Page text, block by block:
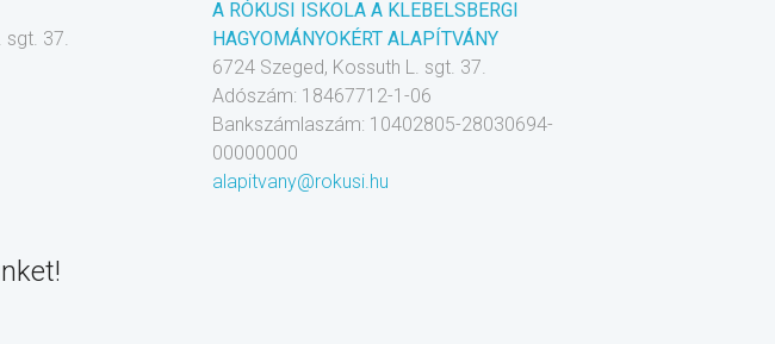
37.
A RÓKUSI ISKOLA A KLEBELSBERGI
HAGYOMÁNYOKÉRT ALAPÍTVÁNY
6724 Szeged, Kossuth L. sgt. 37.
Adószám: 18467712-1-06
Bankszámlaszám: 10402805-28030694-
00000000
alapitvany@rokusi.hu